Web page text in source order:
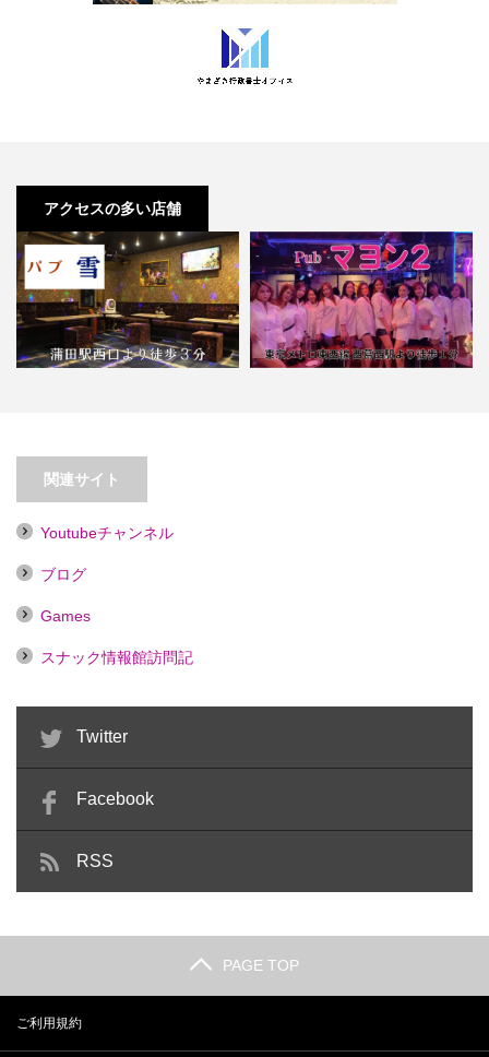
アクセスの多い店舗
【蒲田】パブ雪
関連サイト
Youtubeチャンネル
ブログ
Games
スナック情報館訪問記
Twitter
Facebook
RSS
PAGE TOP
ご利用規約